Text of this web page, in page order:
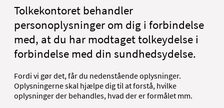
Tolkekontoret behandler
personoplysninger om dig i forbindelse
med, at du har modtaget tolkeydelse i
forbindelse med din sundhedsydelse.
Fordi vi gør det, får du nedenstående oplysninger.
Oplysningerne skal hjælpe dig til at forstå, hvilke
oplysninger der behandles, hvad der er formålet mm.